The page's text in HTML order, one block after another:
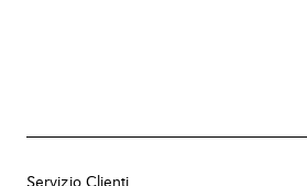
Servizio Clienti